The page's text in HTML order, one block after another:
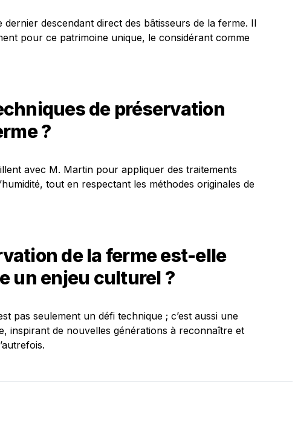
dernier descendant direct des bâtisseurs de la ferme. Il
pour ce patrimoine unique, le considérant comme
de préservation
?
avec M. Martin pour appliquer des traitements
tout en respectant les méthodes originales de
de la ferme est-elle
un enjeu culturel ?
pas seulement un défi technique ; c’est aussi une
inspirant de nouvelles générations à reconnaître et